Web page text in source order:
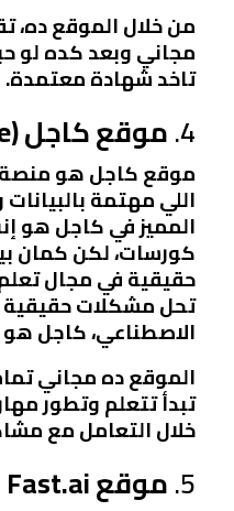
من خلال الموقع ده،
مجاني وبعد كده لو
تاخد شهادة معتمدة.
4. موقع كاجل (Kaggle)
موقع كاجل هو منصة
اللي مهتمة
المميز في كاجل هو
كورسات، لكن كمان
حقيقية في مجال
تحل مشكلات حقيقية
الاصطناعي، كاجل هو
الموقع ده مجاني
تبدأ تتعلم وتطور
خلال التعامل مع
5. موقع Fast.ai